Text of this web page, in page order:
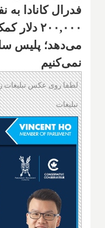
فدرال کانادا به
۲۰۰,۰۰۰
می‌دهد؛ پلیس
نمی‌کنیم
لطفا روی عکس تبلیغات
تبلیغات